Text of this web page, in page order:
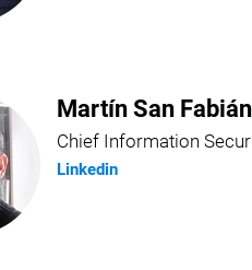
Martín San Fabián
Chief Information
Linkedin